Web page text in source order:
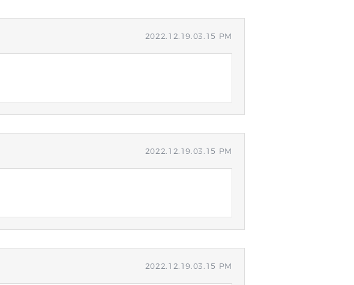
2022.12.19.03.15 PM
2022.12.19.03.15 PM
2022.12.19.03.15 PM